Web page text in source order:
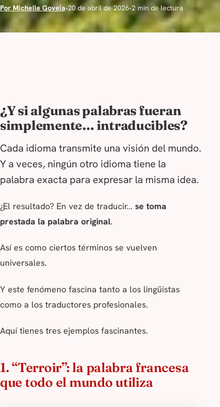
Por Michelle Goveia•20 de abril de 2026•2 min de lectura
¿Y si algunas palabras fueran
simplemente… intraducibles?
Cada idioma transmite una visión del mundo.
Y a veces, ningún otro idioma tiene la
palabra exacta para expresar la misma idea.
¿El resultado? En vez de traducir… se toma
prestada la palabra original.
Así es como ciertos términos se vuelven
universales.
Y este fenómeno fascina tanto a los lingüistas
como a los traductores profesionales.
Aquí tienes tres ejemplos fascinantes.
1. “Terroir”: la palabra francesa
que todo el mundo utiliza